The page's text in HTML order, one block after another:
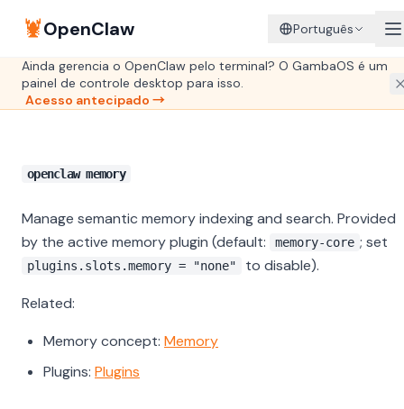
🦞OpenClaw Português
Ainda gerencia o OpenClaw pelo terminal? O GambaOS é um
painel de controle desktop para isso.
Acesso antecipado →
openclaw memory
Manage semantic memory indexing and search. Provided
by the active memory plugin (default:
memory-core ; set
plugins.slots.memory = "none"
to disable).
Related:
Memory concept: Memory
Plugins: Plugins